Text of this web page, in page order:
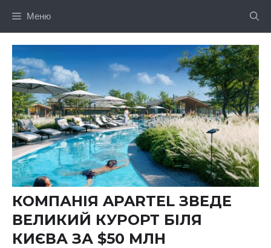
Меню
КОМПАНІЯ APARTEL ЗВЕДЕ
ВЕЛИКИЙ КУРОРТ БІЛЯ
КИЄВА ЗА $50 МЛН